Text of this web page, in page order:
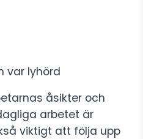
var lyhörd
åsikter och
arbetet är
viktigt att följa upp